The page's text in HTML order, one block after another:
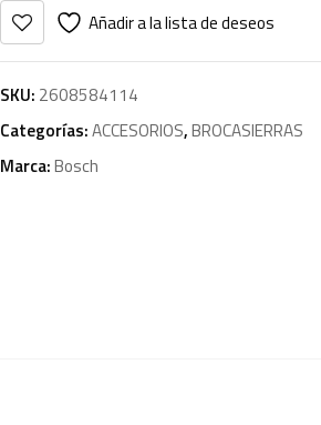
Añadir a la lista de deseos
SKU: 2608584114
Categorías:ACCESORIOS,BROCASIERRAS
Marca:Bosch